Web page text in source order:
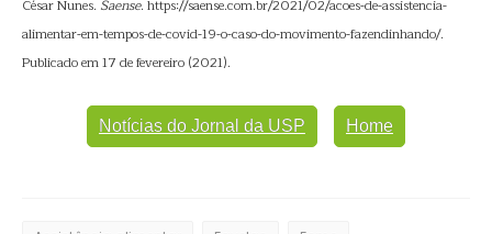
César Nunes. Saense. https://saense.com.br/2021/02/acoes-de-assistencia-
alimentar-em-tempos-de-covid-19-o-caso-do-movimento-fazendinhando/.
Publicado em 17 de fevereiro (2021).
Notícias do Jornal da USP Home